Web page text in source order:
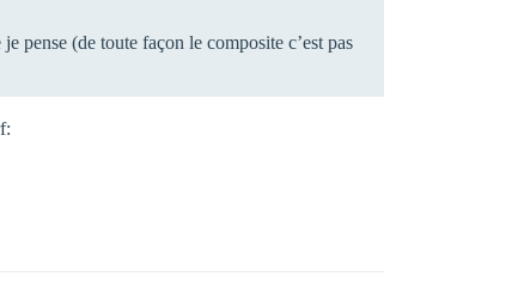
pense (de toute façon le composite c’est pas